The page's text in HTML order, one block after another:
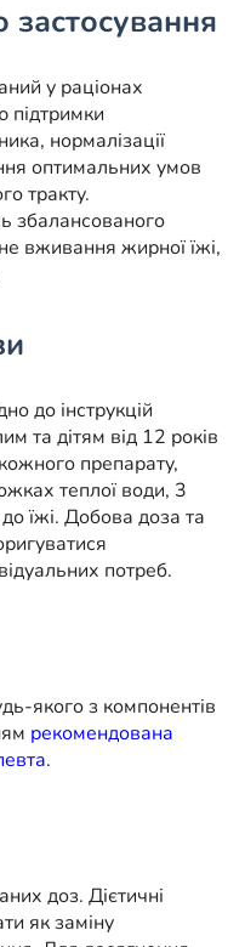
застосування
у раціонах
підтримки
нормалізації
оптимальних умов
тракту.
збалансованого
вживання жирної їжі,
до інструкцій
та дітям від 12 років
препарату,
теплої води, 3
їжі. Добова доза та
потреб.
якого з компонентів
рекомендована
доз. Дієтичні
як заміну